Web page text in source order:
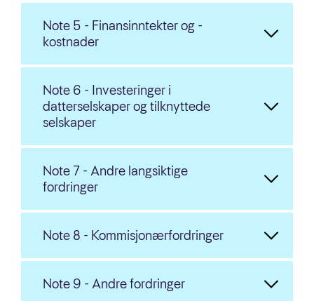
Note 5 - Finansinntekter og -
kostnader
Note 6 - Investeringer i
datterselskaper og tilknyttede
selskaper
Note 7 - Andre langsiktige
fordringer
Note 8 - Kommisjonærfordringer
Note 9 - Andre fordringer